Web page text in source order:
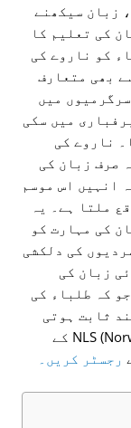
زبان سیکھنے
کی تعلیم کا
کو ناروے کی
بھی متعارف
میں
میں سکی
ناروے کی
صرف زبان کی
انہیں اس موسم
ملتا ہے۔ یہ
کی مہارت کو
کی دلکشی
زبان کی
کہ طلباء کی
ثابت ہوتی
ہے۔ اوسلو میں NLS (Norwegian Language School) کے
رجسٹر کریں۔